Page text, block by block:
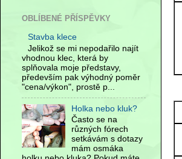
OBLÍBENÉ PŘÍSPĚVKY
Stavba klece
Jelikož se mi nepodařilo najít
vhodnou klec, která by
splňovala moje představy,
především pak výhodný poměr
"cena/výkon", prostě p...
Holka nebo kluk?
Často se na
různých fórech
setkávám s dotazy
mám osmáka